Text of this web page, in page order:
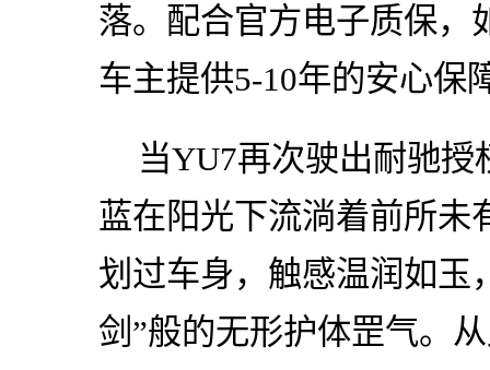
落。配合官方电子质保，
车主提供5-10年的安心保
当YU7再次驶出耐驰
蓝在阳光下流淌着前所未
划过车身，触感温润如玉
剑”般的无形护体罡气。